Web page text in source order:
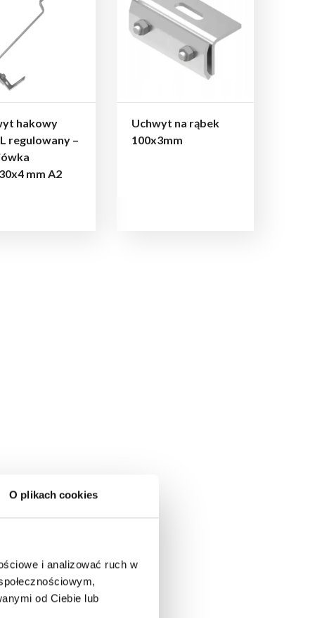
O plikach cookies
i analizować ruch w
od Ciebie lub
hakowy
regulowany –
mm A2
Uchwyt na rąbek
100x3mm